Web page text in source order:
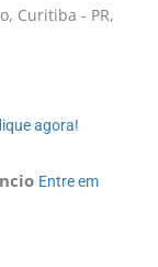
Curitiba - PR,
agora!
Entre em